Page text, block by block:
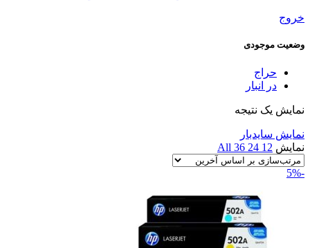
خروج
وضعیت موجودی
حراج
در انبار
نمایش یک نتیجه
نمایش سایدبار
نمایش 12
24
36
All
-5%